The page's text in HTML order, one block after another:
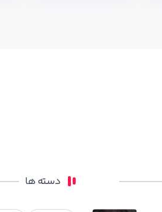
دسته ها